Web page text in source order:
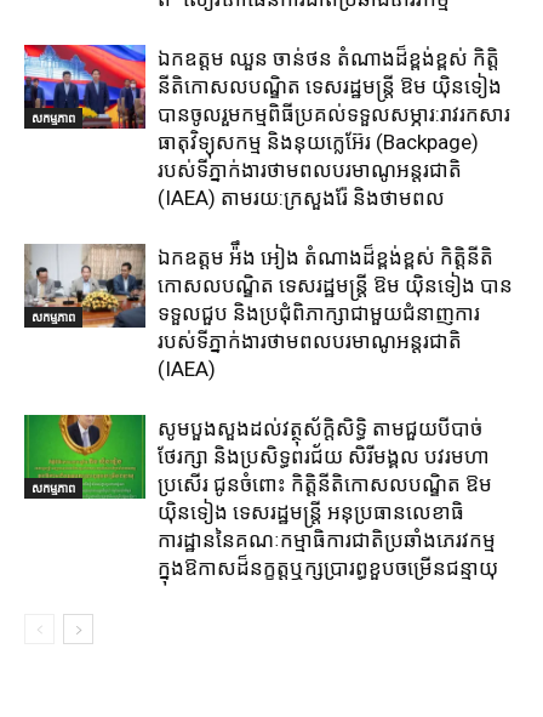
សកម្មភាព
ឯកឧត្តម ឈួន​ ចាន់ថន​ តំណាងដ៏ខ្ពង់ខ្ពស់ កិត្តិ
នីតិកោសលបណ្ឌិត ទេសរដ្ឋមន្ត្រី ឱម យ៉ិនទៀង
បានចូលរួមកម្មពិធីប្រគល់ទទួលសម្ភារ:​រាវរកសារ
ធាតុវិទ្យុសកម្ម​ និង​នុយក្លេអ៊ែរ​ (Backpage)
របស់ទីភ្នាក់ងារថាមពលបរមាណូអន្តរជាតិ
(IAEA) តាមរយ:ក្រសួងរ៉ែ និងថាមពល​
សកម្មភាព
ឯកឧត្តម អ៉ឹង អៀង តំណាងដ៏ខ្ពង់ខ្ពស់ កិត្តិនីតិ
កោសលបណ្ឌិត ទេសរដ្ឋមន្ត្រី ឱម យ៉ិនទៀង បាន
ទទួលជួប និងប្រជុំពិភាក្សាជាមួយជំនាញការ
របស់ទីភ្នាក់ងារថាមពលបរមាណូអន្តរជាតិ
(IAEA)
សកម្មភាព
សូមបួងសួងដល់វត្ថុស័ក្តិសិទ្ធិ តាមជួយបីបាច់
ថែរក្សា និងប្រសិទ្ធពរជ័យ សិរីមង្គល បវរមហា
ប្រសើរ ជូនចំពោះ កិត្តិនីតិកោសលបណ្ឌិត ឱម
យ៉ិនទៀង ទេសរដ្ឋមន្រ្តី អនុប្រធានលេខាធិ
ការដ្ឋាននៃគណៈកម្មាធិការជាតិប្រឆាំងភេរវកម្ម
ក្នុងឱកាសដ៏នក្ខត្តឬក្សប្រារព្ធខួបចម្រើនជន្មាយុ